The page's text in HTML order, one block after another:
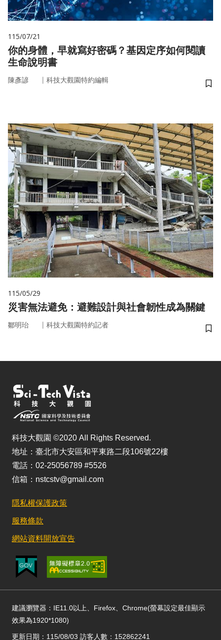
115/07/21
你的身體，早就寫好密碼？基因定序如何閱讀
生命說明書
陳彥諺 ｜ 科技大觀園特約編輯
儲
115/05/29
災害無法避免：避難設計與社會韌性成為關鍵
鄒明珆 ｜ 科技大觀園特約記者
儲
科技大觀園 ©2020 All Rights Reserved.
地址：臺北市大安區和平東路二段106號22樓
電話：02-25056789 #5526
信箱：nstcstv@gmail.com
隱私權保護政策
服務條款
網站資料開放宣告
建議瀏覽器：IE11.0以上、Firefox、Chrome(螢幕設定最佳顯示
效果為1920*1080)
更新日期：115/08/03 訪客人數：152862241